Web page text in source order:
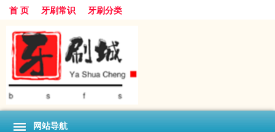
首 页 牙刷常识 牙刷分类
网站导航